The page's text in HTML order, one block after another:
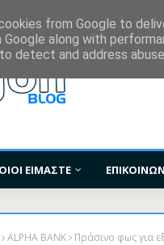
ΕΙΜΑΣΤΕ
ALPHA BANK Πράσινο φως για
from Google to
Google along with
detect and address